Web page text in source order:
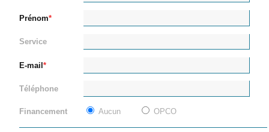
Prénom
Service
E-mail
Téléphone
Financement Aucun OPCO